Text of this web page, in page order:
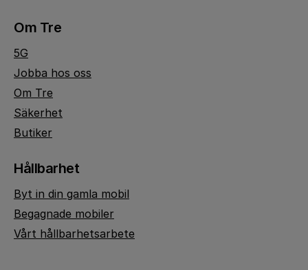
Om Tre
5G
Jobba hos oss
Om Tre
Säkerhet
Butiker
Hållbarhet
Byt in din gamla mobil
Begagnade mobiler
Vårt hållbarhetsarbete